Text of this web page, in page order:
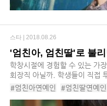
'엄친아, 엄친딸'로 불
학창시절에 경험할 수 있는 가
회장직 아닐까. 학생들이 직접
적과 인기가 고루고루 좋아야
#엄친아연예인 #엄친딸연예인
#전교회장출신연예인 #전교
스타 | 2018.08.26